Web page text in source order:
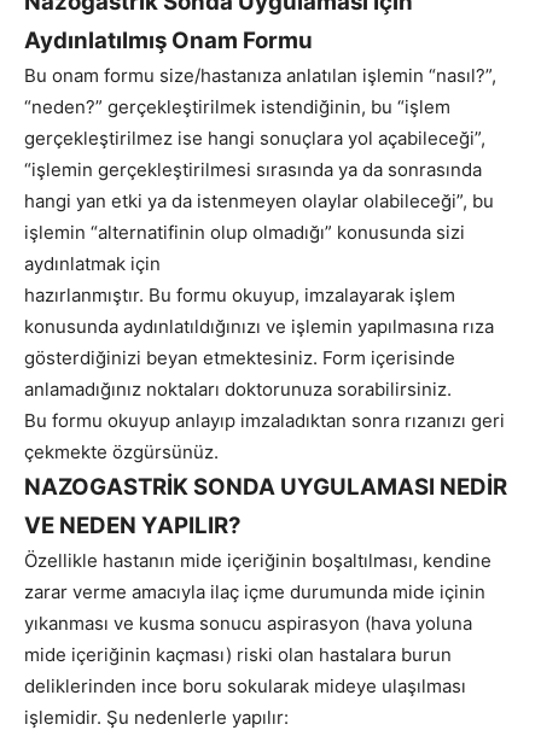
Aydınlatılmış Onam Formu
Bu onam formu size/hastanıza anlatılan işlemin “nasıl?”,
“neden?” gerçekleştirilmek istendiğinin, bu “işlem
gerçekleştirilmez ise hangi sonuçlara yol açabileceği”,
“işlemin gerçekleştirilmesi sırasında ya da sonrasında
hangi yan etki ya da istenmeyen olaylar olabileceği”, bu
işlemin “alternatifinin olup olmadığı” konusunda sizi
aydınlatmak için
hazırlanmıştır. Bu formu okuyup, imzalayarak işlem
konusunda aydınlatıldığınızı ve işlemin yapılmasına rıza
gösterdiğinizi beyan etmektesiniz. Form içerisinde
anlamadığınız noktaları doktorunuza sorabilirsiniz.
Bu formu okuyup anlayıp imzaladıktan sonra rızanızı geri
çekmekte özgürsünüz.
NAZOGASTRİK SONDA UYGULAMASI NEDİR
VE NEDEN YAPILIR?
Özellikle hastanın mide içeriğinin boşaltılması, kendine
zarar verme amacıyla ilaç içme durumunda mide içinin
yıkanması ve kusma sonucu aspirasyon (hava yoluna
mide içeriğinin kaçması) riski olan hastalara burun
deliklerinden ince boru sokularak mideye ulaşılması
işlemidir. Şu nedenlerle yapılır: